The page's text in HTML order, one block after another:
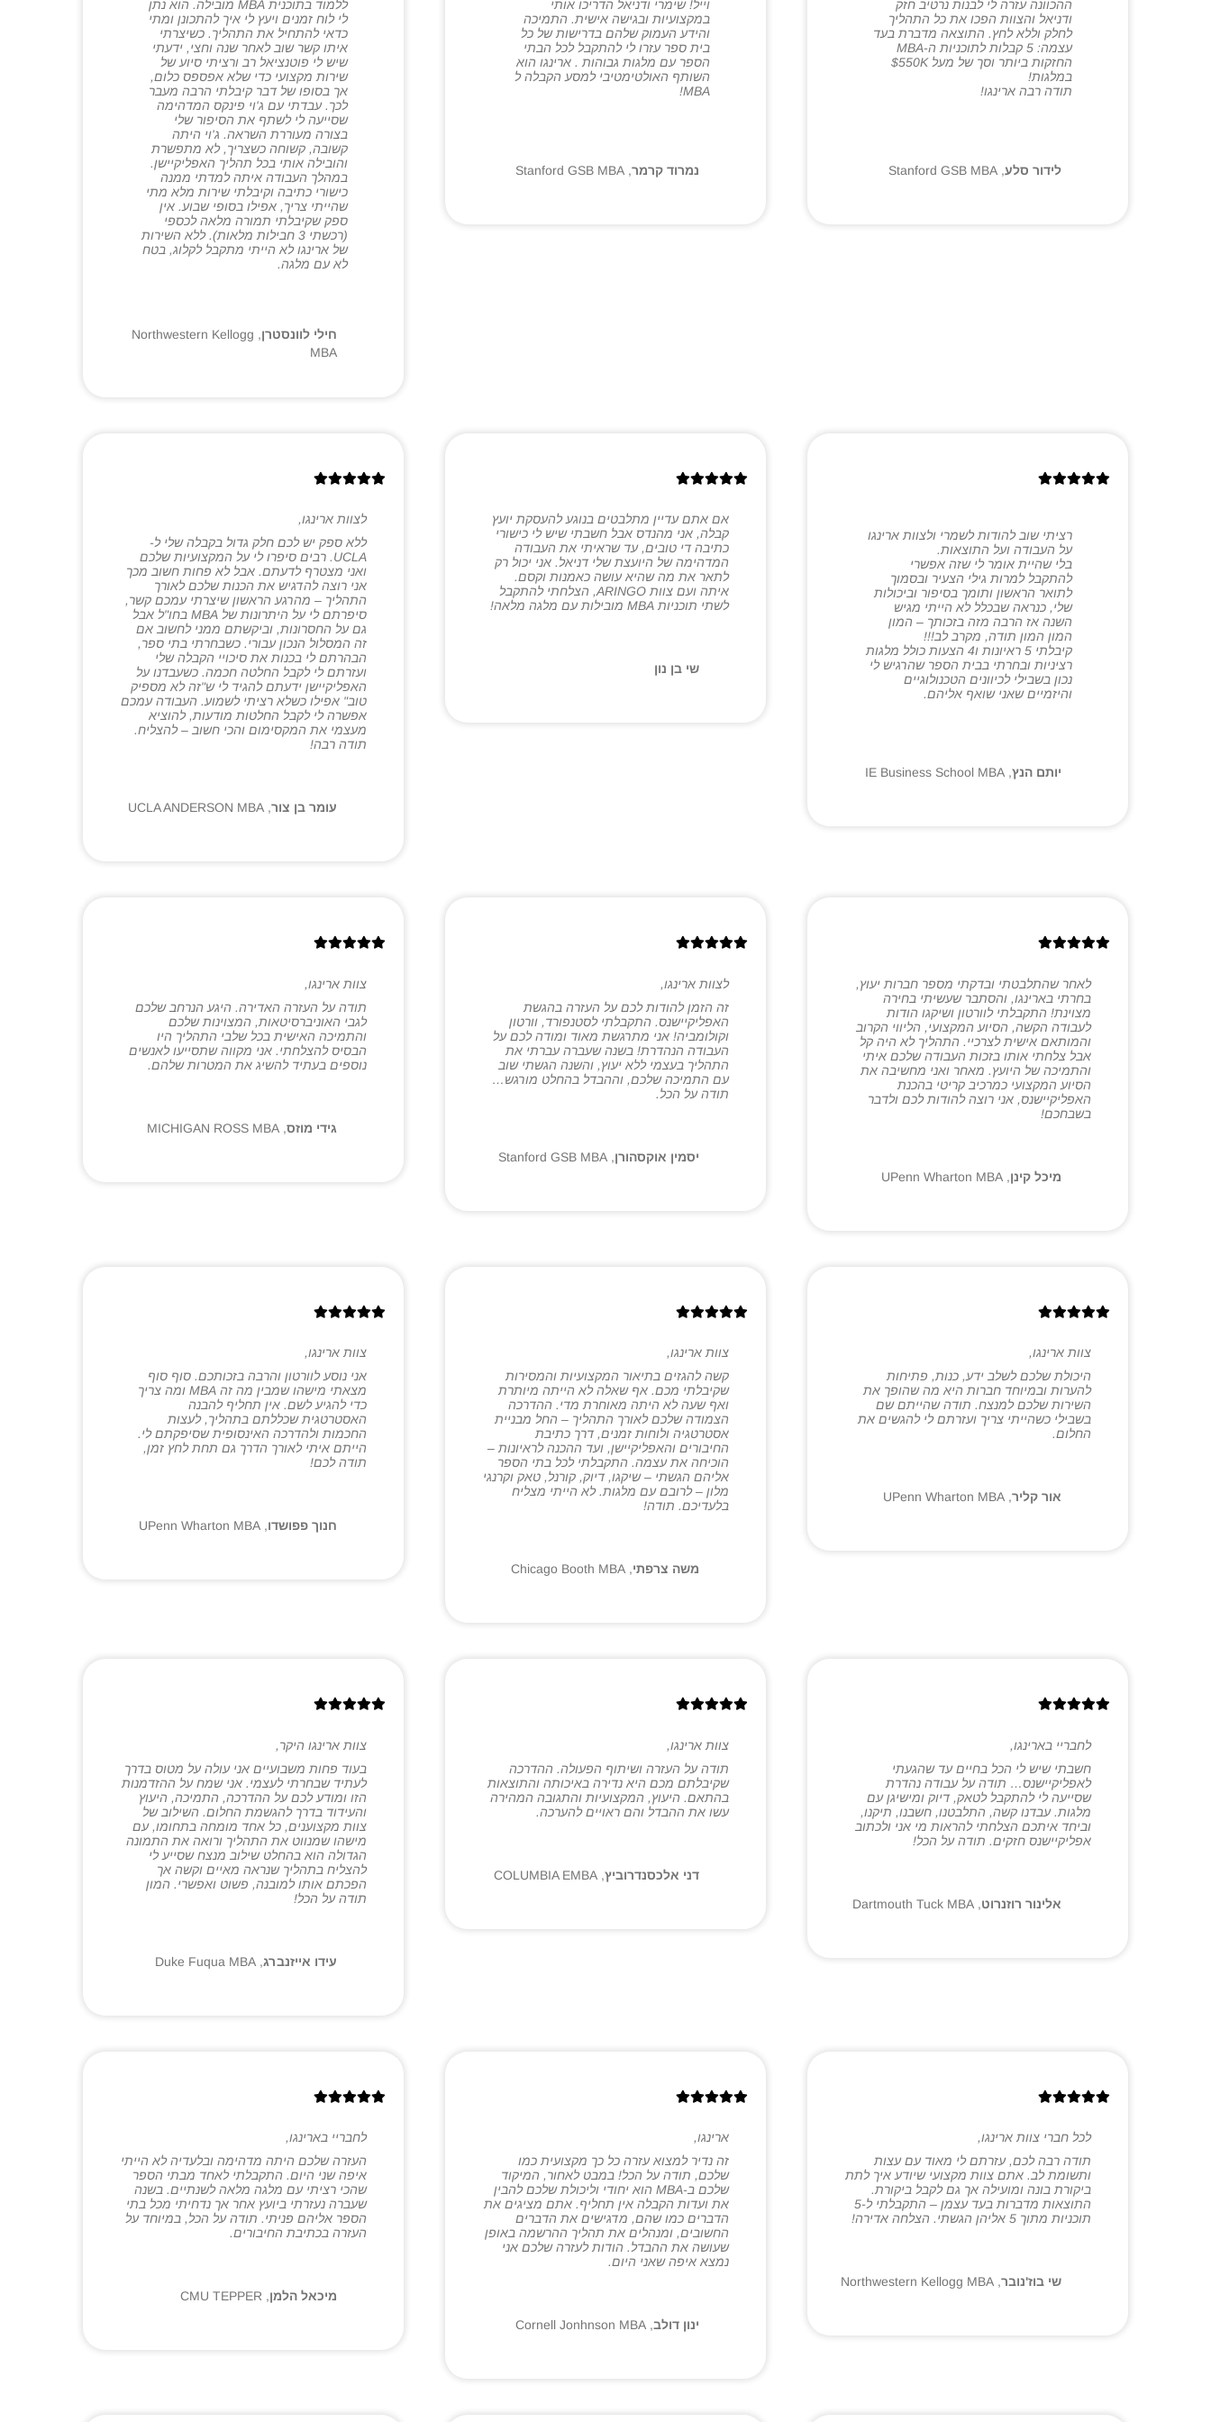
ההכוונה עזרה לי לבנות נרטיב חזק
ודניאל והצוות הפכו את כל התהליך
לחלק וללא לחץ. התוצאה מדברת בעד
עצמה: 5 קבלות לתוכניות ה-MBA
החזקות ביותר וסך של מעל $550K
במלגות!
תודה רבה ארינגו!
לידור סלע,
Stanford GSB MBA
וייל! שימרי ודניאל הדריכו אותי
במקצועיות ובגישה אישית. התמיכה
והידע העמוק שלהם בדרישות של כל
בית ספר עזרו לי להתקבל לכל הבתי
הספר עם מלגות גבוהות . ארינגו הוא
השותף האולטימטיבי למסע הקבלה ל
MBA!
נמרוד קרמר,
Stanford GSB MBA
ללמוד בתוכנית MBA מובילה. הוא נתן
לי לוח זמנים ויעץ לי איך להתכונן ומתי
כדאי להתחיל את התהליך. כשיצרתי
איתו קשר שוב לאחר שנה וחצי, ידעתי
שיש לי פוטנציאל רב ורציתי סיוע של
שירות מקצועי כדי שלא אפספס כלום,
אך בסופו של דבר קיבלתי הרבה מעבר
לכך. עבדתי עם ג'וי פינקס המדהימה
שסייעה לי לשתף את הסיפור שלי
בצורה מעוררת השראה. ג'וי היתה
קשובה, קשוחה כשצריך, לא מתפשרת
והובילה אותי בכל תהליך האפליקיישן.
במהלך העבודה איתה למדתי ממנה
כישורי כתיבה וקיבלתי שירות מלא מתי
שהייתי צריך, אפילו בסופי שבוע. אין
ספק שקיבלתי תמורה מלאה לכספי
(רכשתי 3 חבילות מלאות). ללא השירות
של ארינגו לא הייתי מתקבל לקלוג, בטח
לא עם מלגה.
חילי לוונסטרן,
Northwestern Kellogg
MBA
רציתי שוב להודות לשמרי ולצוות ארינגו
על העבודה ועל התוצאות.
בלי שהיית אומר לי שזה אפשרי
להתקבל למרות גילי הצעיר ובסמוך
לתואר הראשון ותומך בסיפור וביכולות
שלי, כנראה שבכלל לא הייתי מגיש
השנה אז הרבה מזה בזכותך – המון
המון המון תודה, מקרב לב!!!
קיבלתי 5 ראיונות ו4 הצעות כולל מלגות
רציניות ובחרתי בבית הספר שהרגיש לי
נכון בשבילי לכיוונים הטכנולוגיים
והיזמיים שאני שואף אליהם.
יותם הנץ,
IE Business School MBA
אם אתם עדיין מתלבטים בנוגע להעסקת יועץ
קבלה, אני מהנדס אבל חשבתי שיש לי כישורי
כתיבה די טובים, עד שראיתי את העבודה
המדהימה של היועצת שלי דניאל. אני יכול רק
לתאר את מה שהיא עושה כאמנות וקסם.
איתה ועם צוות ARINGO, הצלחתי להתקבל
לשתי תוכניות MBA מובילות עם מלגה מלאה!
שי בן נון
לצוות ארינגו,
ללא ספק יש לכם חלק גדול בקבלה שלי ל-
UCLA. רבים סיפרו לי על המקצועיות שלכם
ואני מצטרף לדעתם. אבל לא פחות חשוב מכך
אני רוצה להדגיש את הכנות שלכם לאורך
התהליך – מהרגע הראשון שיצרתי עמכם קשר,
סיפרתם לי על היתרונות של MBA בחו"ל אבל
גם על החסרונות, וביקשתם ממני לחשוב אם
זה המסלול הנכון עבורי. כשבחרתי בתי ספר,
הבהרתם לי בכנות את סיכויי הקבלה שלי
ועזרתם לי לקבל החלטה חכמה. כשעבדנו על
האפליקיישן ידעתם להגיד לי ש"זה לא מספיק
טוב" אפילו כשלא רציתי לשמוע. העבודה עמכם
אפשרה לי לקבל החלטות מודעות, להוציא
מעצמי את המקסימום והכי חשוב – להצליח.
תודה רבה!
עומר בן צור,
UCLA ANDERSON MBA
לאחר שהתלבטתי ובדקתי מספר חברות יעוץ,
בחרתי בארינגו, והסתבר שעשיתי בחירה
מצוינת! התקבלתי לוורטון ושיקגו הודות
לעבודה הקשה, הסיוע המקצועי, הליווי הקרוב
והמותאם אישית לצרכיי. התהליך לא היה קל
אבל צלחתי אותו בזכות העבודה שלכם איתי
והתמיכה של היועץ. מאחר ואני מחשיבה את
הסיוע המקצועי כמרכיב קריטי בהכנת
האפליקיישנס, אני רוצה להודות לכם ולדבר
בשבחכם!
מיכל קינן,
UPenn Wharton MBA
לצוות ארינגו,
זה הזמן להודות לכם על העזרה בהגשת
האפליקיישנס. התקבלתי לסטנפורד, וורטון
וקולומביה! אני מתרגשת מאוד ומודה לכם על
העבודה הנהדרת! בשנה שעברה עברתי את
התהליך בעצמי ללא יעוץ, והשנה הגשתי שוב
עם התמיכה שלכם, וההבדל בהחלט מורגש…
תודה על הכל.
יסמין אוקסהורן,
Stanford GSB MBA
צוות ארינגו,
תודה על העזרה האדירה. היגע הנרחב שלכם
לגבי האוניברסיטאות, המצוינות שלכם
והתמיכה האישית בכל שלבי התהליך היו
הבסיס להצלחתי. אני מקווה שתסייעו לאנשים
נוספים בעתיד להשיג את המטרות שלהם.
גידי מוזס,
MICHIGAN ROSS MBA
צוות ארינגו,
היכולת שלכם לשלב ידע, כנות, פתיחות
להערות ובמיוחד חברות היא מה שהופך את
השירות שלכם למנצח. תודה שהייתם שם
בשבילי כשהייתי צריך ועזרתם לי להגשים את
החלום.
אור קליר,
UPenn Wharton MBA
צוות ארינגו,
קשה להגזים בתיאור המקצועיות והמסירות
שקיבלתי מכם. אף שאלה לא הייתה מיותרת
ואף שעה לא היתה מאוחרת מדי. ההדרכה
הצמודה שלכם לאורך התהליך – החל מבניית
אסטרטגיה ולוחות זמנים, דרך כתיבת
החיבורים והאפליקיישן, ועד ההכנה לראיונות –
הוכיחה את עצמה. התקבלתי לכל בתי הספר
אליהם הגשתי – שיקגו, דיוק, קורנל, טאק וקרנגי
מלון – לרובם עם מלגות. לא הייתי מצליח
בלעדיכם. תודה!
משה צרפתי,
Chicago Booth MBA
צוות ארינגו,
אני נוסע לוורטון והרבה בזכותכם. סוף סוף
מצאתי מישהו שמבין מה זה MBA ומה צריך
כדי להגיע לשם. אין תחליף להבנה
האסטרטגית שכללתם בתהליך, לעצות
החכמות ולהדרכה האינסופית שסיפקתם לי.
הייתם איתי לאורך הדרך גם תחת לחץ זמן,
תודה לכם!
חנוך פפושדו,
UPenn Wharton MBA
לחבריי בארינגו,
חשבתי שיש לי הכל בחיים עד שהגעתי
לאפליקיישנס… תודה על עבודה נהדרת
שסייעה לי להתקבל לטאק, דיוק ומישיגן עם
מלגות. עבדנו קשה, התלבטנו, חשבנו, תיקנו,
וביחד איתכם הצלחתי להראות מי אני ולכתוב
אפליקיישנס חזקים. תודה על הכל!
אלינור רוזנרוט,
Dartmouth Tuck MBA
צוות ארינגו,
תודה על העזרה ושיתוף הפעולה. ההדרכה
שקיבלתם מכם היא נדירה באיכותה והתוצאות
בהתאם. היעוץ, המקצועיות והתגובה המהירה
עשו את ההבדל והם ראויים להערכה.
דני אלכסנדרוביץ,
COLUMBIA EMBA
צוות ארינגו היקר,
בעוד פחות משבועיים אני עולה על מטוס בדרך
לעתיד שבחרתי לעצמי. אני שמח על ההזדמנות
הזו ומודע לכם על ההדרכה, התמיכה, היעוץ
והעידוד בדרך להגשמת החלום. השילוב של
צוות מקצוענים, כל אחד מומחה בתחומו, עם
מישהו שמנווט את התהליך ורואה את התמונה
הגדולה הוא בהחלט שילוב מנצח שסייע לי
להצליח בתהליך שנראה מאיים וקשה אך
הפכתם אותו למובנה, פשוט ואפשרי. המון
תודה על הכל!
עידו אייזנברג,
Duke Fuqua MBA
לכל חברי צוות ארינגו,
תודה רבה לכם, עזרתם לי מאוד עם עצות
ותשומת לב. אתם צוות מקצועי שיודע איך לתת
ביקורת בונה ומועילה אך גם לקבל ביקורת.
התוצאות מדברות בעד עצמן – התקבלתי ל-5
תוכניות מתוך 5 אליהן הגשתי. הצלחה אדירה!
שי בוז'נובר,
Northwestern Kellogg MBA
ארינגו,
זה נדיר למצוא עזרה כל כך מקצועית כמו
שלכם, תודה על הכל! במבט לאחור, המיקוד
שלכם ב-MBA הוא יחודי וליכולת שלכם להבין
את ועדות הקבלה אין תחליף. אתם מציגים את
הדברים כמו שהם, מדגישים את הדברים
החשובים, ומנהלים את תהליך ההרשמה באופן
שעושה את ההבדל. הודות לעזרה שלכם אני
נמצא איפה שאני היום.
ינון דולב,
Cornell Jonhnson MBA
לחבריי בארינגו,
העזרה שלכם היתה מדהימה ובלעדיה לא הייתי
איפה שני היום. התקבלתי לאחד מבתי הספר
שהכי רציתי עם מלגה מלאה לשנתיים. בשנה
שעברה נעזרתי ביועץ אחר אך נדחיתי מכל בתי
הספר אליהם פניתי. תודה על הכל, במיוחד על
העזרה בכתיבת החיבורים.
מיכאל הלמן,
CMU TEPPER